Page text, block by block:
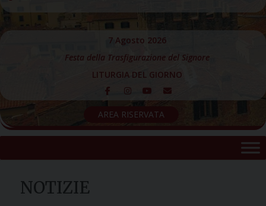
7 Agosto 2026
Festa della Trasfigurazione del Signore
LITURGIA DEL GIORNO
AREA RISERVATA